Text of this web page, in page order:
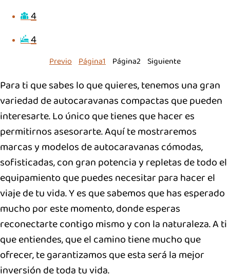
4
4
Previo Página1 Página2 Siguiente
Para ti que sabes lo que quieres, tenemos una gran
variedad de autocaravanas compactas que pueden
interesarte. Lo único que tienes que hacer es
permitirnos asesorarte. Aquí te mostraremos
marcas y modelos de autocaravanas cómodas,
sofisticadas, con gran potencia y repletas de todo el
equipamiento que puedes necesitar para hacer el
viaje de tu vida. Y es que sabemos que has esperado
mucho por este momento, donde esperas
reconectarte contigo mismo y con la naturaleza. A ti
que entiendes, que el camino tiene mucho que
ofrecer, te garantizamos que esta será la mejor
inversión de toda tu vida.